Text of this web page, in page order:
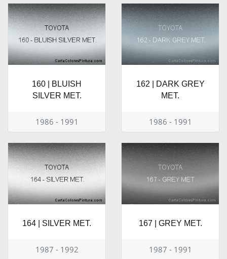
160 | BLUISH
SILVER MET.
1986 - 1991
162 | DARK GREY
MET.
1986 - 1991
164 | SILVER MET.
1987 - 1992
167 | GREY MET.
1987 - 1991